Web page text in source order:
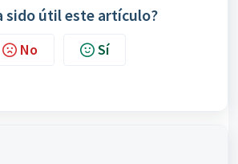
sido útil este artículo?
No Sí